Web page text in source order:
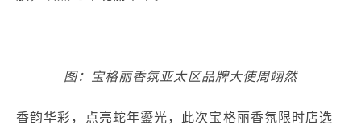
图：宝格丽香氛亚太区品牌大使周翊然
香韵华彩，点亮蛇年鎏光，此次宝格丽香氛限时店选